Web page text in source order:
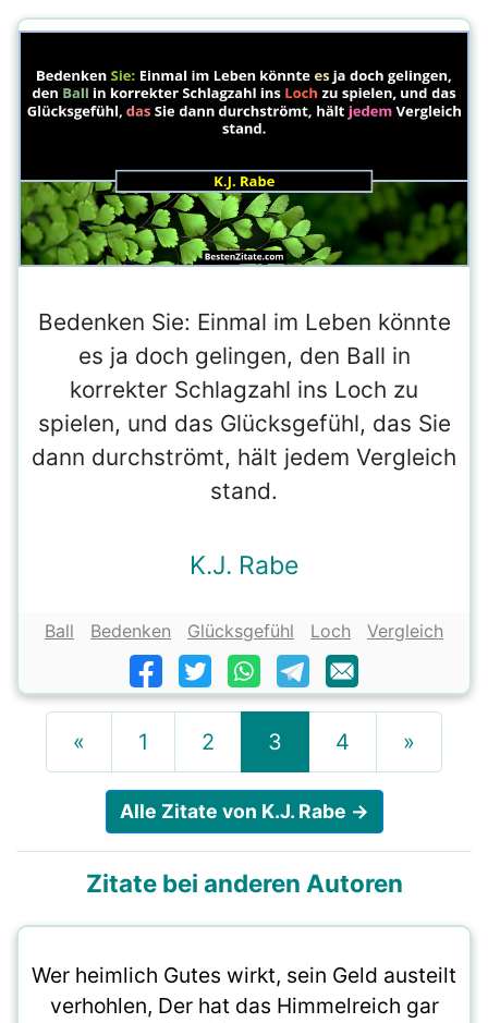
Bedenken Sie: Einmal im Leben könnte
es ja doch gelingen, den Ball in
korrekter Schlagzahl ins Loch zu
spielen, und das Glücksgefühl, das Sie
dann durchströmt, hält jedem Vergleich
stand.
K.J. Rabe
Ball Bedenken Glücksgefühl Loch Vergleich
« 1 2 3 4 »
Alle Zitate von K.J. Rabe →
Zitate bei anderen Autoren
Wer heimlich Gutes wirkt, sein Geld austeilt
verhohlen, Der hat das Himmelreich gar